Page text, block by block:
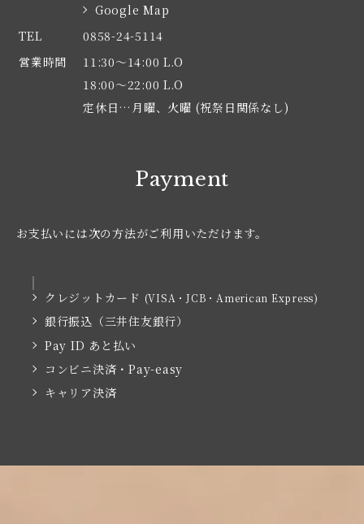
Google Map
TEL
0858-24-5114
営業時間
11:30～14:00 L.O
18:00～22:00 L.O
定休日…月曜、火曜 (祝祭日関係なし)
Payment
お支払いには次の方法がご利用いただけます。
クレジットカード (VISA・JCB・American Express)
銀行振込（三井住友銀行）
Pay ID あと払い
コンビニ決済・Pay-easy
キャリア決済